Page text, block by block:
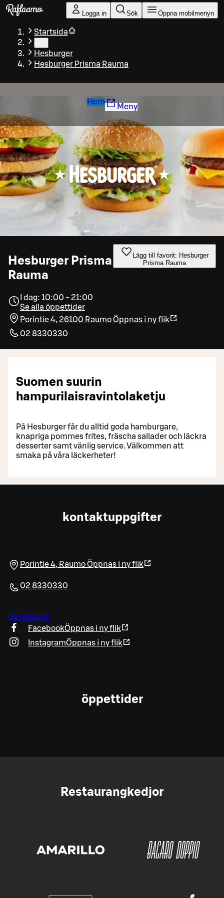
Gå till huvudinnehållet
Logga in Sök Öppna mobilmenyn
Startsida
Hesburger
Hesburger Prisma Rauma
Hem
Meny
Hesburger Prisma
Rauma
Lägg till favorit: Hesburger
Prisma Rauma
I dag: 10:00 - 21:00
Se alla öppettider
Porintie 4, 26100 RaumoÖppnas i ny flik
02 8330330
Suomen suurin
hampurilaisravintolaketju
På Hesburger får du alltid goda hamburgare,
knapriga pommes frites, fräscha sallader och läckra
desserter samt vänlig service. Välkommen att
smaka på våra läckerheter!
kontaktuppgifter
Porintie 4, RaumoÖppnas i ny flik
02 8330330
Ge respons
FacebookÖppnas i ny flik
InstagramÖppnas i ny flik
öppettider
Restaurangkedjor